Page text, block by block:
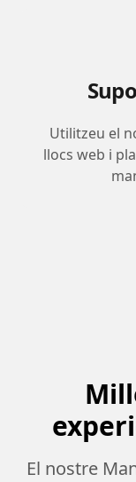
Utilitzeu el
llocs web i
El nostre